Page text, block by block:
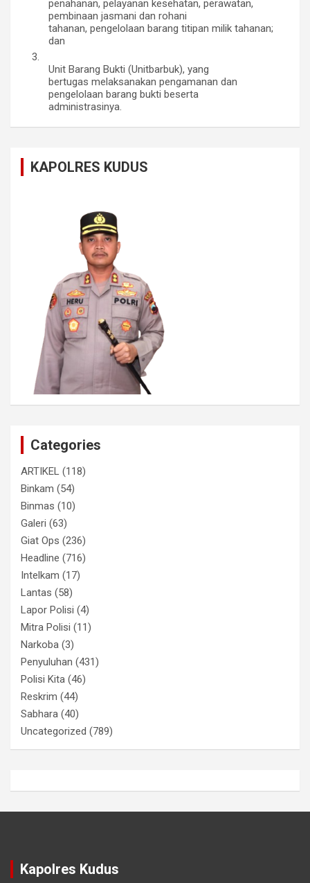
penahanan, pelayanan kesehatan, perawatan,
pembinaan jasmani dan rohani
tahanan, pengelolaan barang titipan milik tahanan;
dan
3.
Unit Barang Bukti (Unitbarbuk), yang
bertugas melaksanakan pengamanan dan
pengelolaan barang bukti beserta
administrasinya.
KAPOLRES KUDUS
Categories
ARTIKEL (118)
Binkam (54)
Binmas (10)
Galeri (63)
Giat Ops (236)
Headline (716)
Intelkam (17)
Lantas (58)
Lapor Polisi (4)
Mitra Polisi (11)
Narkoba (3)
Penyuluhan (431)
Polisi Kita (46)
Reskrim (44)
Sabhara (40)
Uncategorized (789)
Kapolres Kudus